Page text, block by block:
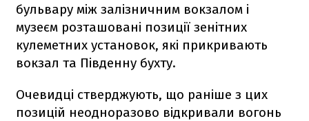
бульвару між залізничним вокзалом і
музеєм розташовані позиції зенітних
кулеметних установок, які прикривають
вокзал та Південну бухту.
Очевидці стверджують, що раніше з цих
позицій неодноразово відкривали вогонь